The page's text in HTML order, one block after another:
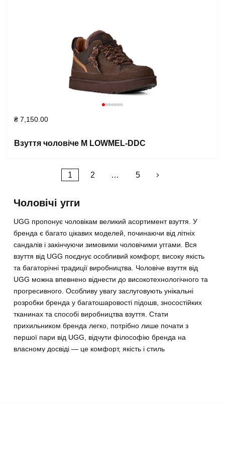
₴ 7,150.00
Взуття чоловіче M LOWMEL-DDC
Posts
1 2 … 5
Чоловічі угги
UGG пропонує чоловікам великий асортимент взуття. У
бренда є багато цікавих моделей, починаючи від літніх
сандалів і закінчуючи зимовими чоловічими уггами. Вся
взуття від UGG поєднує особливий комфорт, високу якість
та багаторічні традиції виробництва. Чоловіче взуття від
UGG можна впевнено віднести до високотехнологічного та
прогресивного. Особливу увагу заслуговують унікальні
розробки бренда у багатошаровості підошв, зносостійких
тканинах та способі виробництва взуття. Стати
прихильником бренда легко, потрібно лише почати з
першої пари від UGG, відчути філософію бренда на
власному досвіді — це комфорт, якість і стиль